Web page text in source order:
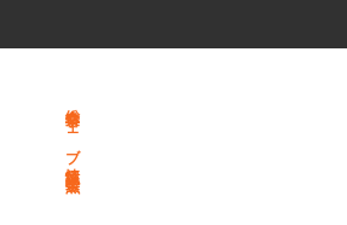
総合文学ウェブ情報誌 文学金魚